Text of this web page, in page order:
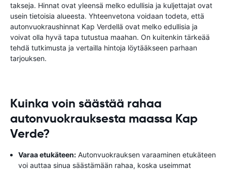
takseja. Hinnat ovat yleensä melko edullisia ja kuljettajat ovat
usein tietoisia alueesta. Yhteenvetona voidaan todeta, että
autonvuokraushinnat Kap Verdellä ovat melko edullisia ja
voivat olla hyvä tapa tutustua maahan. On kuitenkin tärkeää
tehdä tutkimusta ja vertailla hintoja löytääkseen parhaan
tarjouksen.
Kuinka voin säästää rahaa
autonvuokrauksesta maassa Kap
Verde?
Varaa etukäteen: Autonvuokrauksen varaaminen etukäteen
voi auttaa sinua säästämään rahaa, koska useimmat